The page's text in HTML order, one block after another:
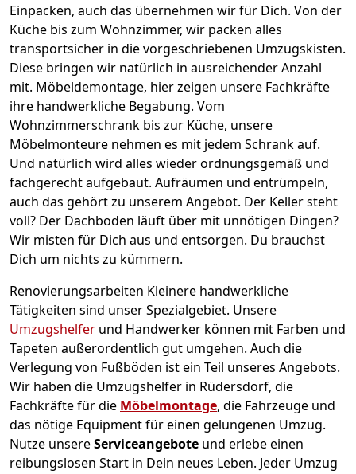
Einpacken, auch das übernehmen wir für Dich. Von der
Küche bis zum Wohnzimmer, wir packen alles
transportsicher in die vorgeschriebenen Umzugskisten.
Diese bringen wir natürlich in ausreichender Anzahl
mit. Möbeldemontage, hier zeigen unsere Fachkräfte
ihre handwerkliche Begabung. Vom
Wohnzimmerschrank bis zur Küche, unsere
Möbelmonteure nehmen es mit jedem Schrank auf.
Und natürlich wird alles wieder ordnungsgemäß und
fachgerecht aufgebaut. Aufräumen und entrümpeln,
auch das gehört zu unserem Angebot. Der Keller steht
voll? Der Dachboden läuft über mit unnötigen Dingen?
Wir misten für Dich aus und entsorgen. Du brauchst
Dich um nichts zu kümmern.
Renovierungsarbeiten Kleinere handwerkliche
Tätigkeiten sind unser Spezialgebiet. Unsere
Umzugshelfer und Handwerker können mit Farben und
Tapeten außerordentlich gut umgehen. Auch die
Verlegung von Fußböden ist ein Teil unseres Angebots.
Wir haben die Umzugshelfer in Rüdersdorf, die
Fachkräfte für die Möbelmontage, die Fahrzeuge und
das nötige Equipment für einen gelungenen Umzug.
Nutze unsereServiceangebote und erlebe einen
reibungslosen Start in Dein neues Leben. Jeder Umzug